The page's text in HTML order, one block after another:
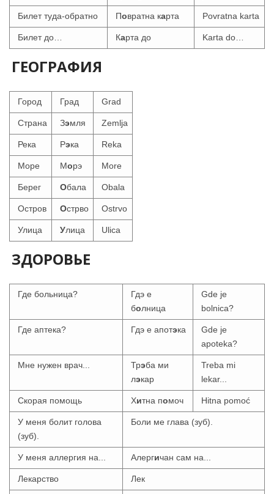
Билет туда-обратно Повратна карта Povratna karta
Билет до… Карта до Karta do…
ГЕОГРАФИЯ
Город Град Grad
Страна Зэмля Zemlja
Река Рэка Reka
Море Морэ More
Берег Обала Obala
Остров Острво Ostrvo
Улица Улица Ulica
ЗДОРОВЬЕ
Где больница?
Гдэ е
болница
Gde je
bolnica?
Где аптека? Гдэ е апотэка
Gde je
apoteka?
Мне нужен врач... Трэба ми
лэкар
Treba mi
lekar...
Скорая помощь Хитна помоч Hitna pomoć
У меня болит голова
(зуб).
Боли ме глава (зуб).
У меня аллергия на... Алергичан сам на...
Лекарство Лек